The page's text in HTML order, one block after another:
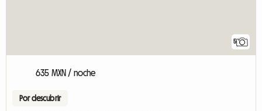
5
635 MXN / noche
Por descubrir